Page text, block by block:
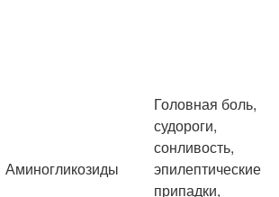
Аминогликозиды
Головная боль,
судороги,
сонливость,
эпилептические
припадки,